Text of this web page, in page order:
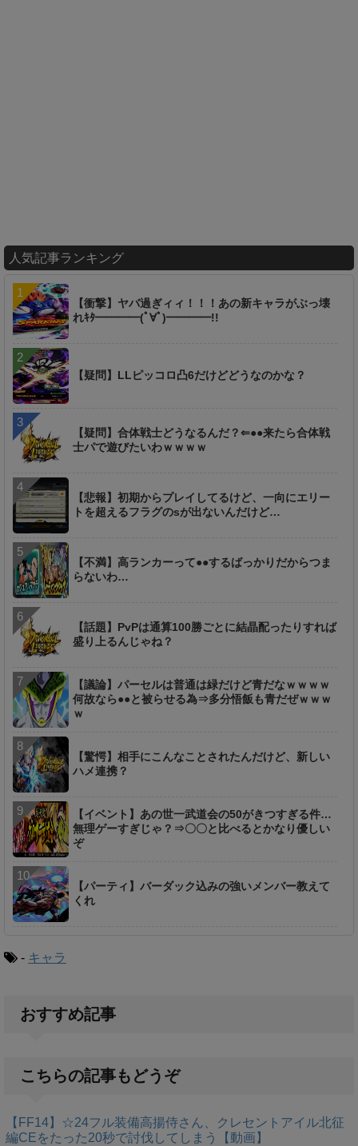
人気記事ランキング
【衝撃】ヤバ過ぎィィ！！！あの新キャラがぶっ壊
れｷﾀ━━━━(ﾟ∀ﾟ)━━━━!!
【疑問】LLピッコロ凸6だけどどうなのかな？
【疑問】合体戦士どうなるんだ？⇐●●来たら合体戦
士パで遊びたいわｗｗｗｗ
【悲報】初期からプレイしてるけど、一向にエリー
トを超えるフラグのsが出ないんだけど…
【不満】高ランカーって●●するばっかりだからつま
らないわ…
【話題】PvPは通算100勝ごとに結晶配ったりすれば
盛り上るんじゃね？
【議論】パーセルは普通は緑だけど青だなｗｗｗｗ
何故なら●●と被らせる為⇒多分悟飯も青だぜｗｗｗ
ｗ
【驚愕】相手にこんなことされたんだけど、新しい
ハメ連携？
【イベント】あの世一武道会の50がきつすぎる件…
無理ゲーすぎじゃ？⇒〇〇と比べるとかなり優しい
ぞ
【パーティ】バーダック込みの強いメンバー教えて
くれ
- キャラ
おすすめ記事
こちらの記事もどうぞ
【FF14】☆24フル装備高揚侍さん、クレセントアイル北征
編CEをたった20秒で討伐してしまう【動画】